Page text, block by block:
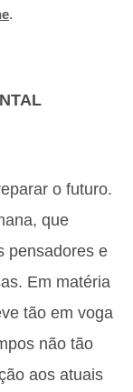
.
o futuro.
que
pensadores e
Em matéria
tão em voga
não tão
aos atuais